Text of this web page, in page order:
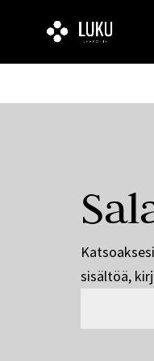
sisältöä,